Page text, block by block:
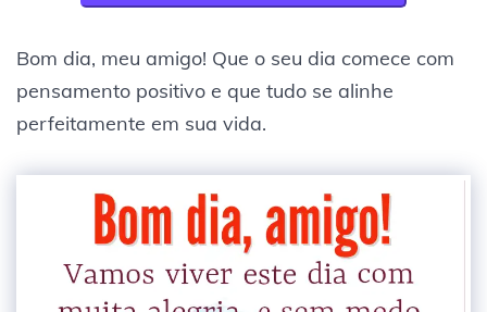
Bom dia, meu amigo! Que o seu dia comece com
pensamento positivo e que tudo se alinhe
perfeitamente em sua vida.